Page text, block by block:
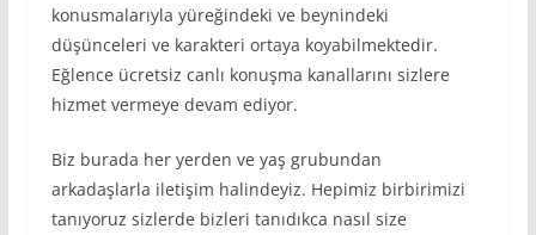
konusmalarıyla yüreğindeki ve beynindeki
düşünceleri ve karakteri ortaya koyabilmektedir.
Eğlence ücretsiz canlı konuşma kanallarını sizlere
hizmet vermeye devam ediyor.
Biz burada her yerden ve yaş grubundan
arkadaşlarla iletişim halindeyiz. Hepimiz birbirimizi
tanıyoruz sizlerde bizleri tanıdıkca nasıl size